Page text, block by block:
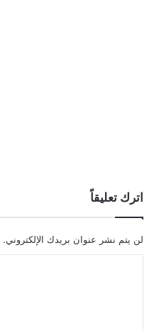
اترك تعليقاً
لن يتم نشر عنوان بريدك الإلكتروني.